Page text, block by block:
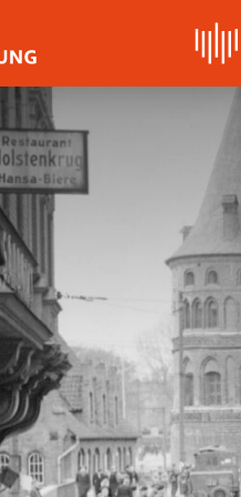
BIOGRAFIE
REDEN, ZITATE UND
Stimmen zu Willy